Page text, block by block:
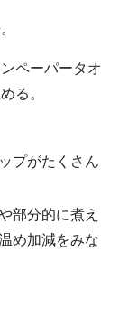
ペーパータオ
る。
プがたくさん
部分的に煮え
め加減をみな